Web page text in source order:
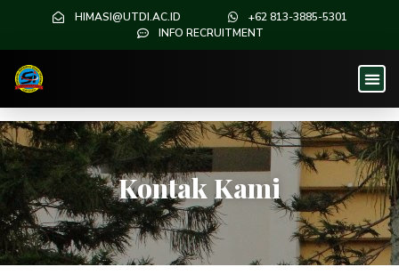
HIMASI@UTDI.AC.ID
+62 813-3885-5301
INFO RECRUITMENT
Kontak Kami